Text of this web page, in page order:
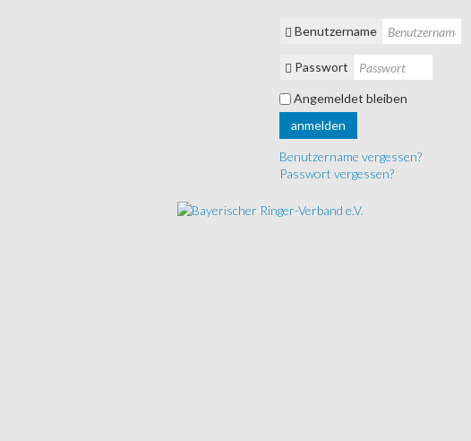
Benutzername
Passwort
Angemeldet bleiben
anmelden
Benutzername vergessen?
Passwort vergessen?